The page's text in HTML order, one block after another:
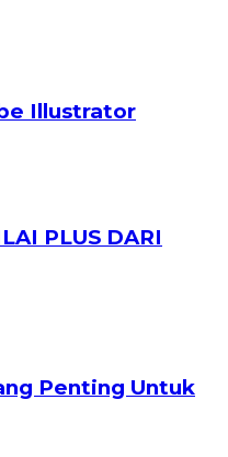
Illustrator
PLUS DARI
Penting Untuk